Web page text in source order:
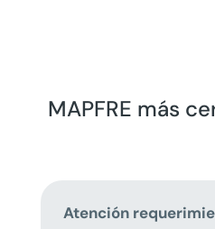
MAPFRE más
Atención